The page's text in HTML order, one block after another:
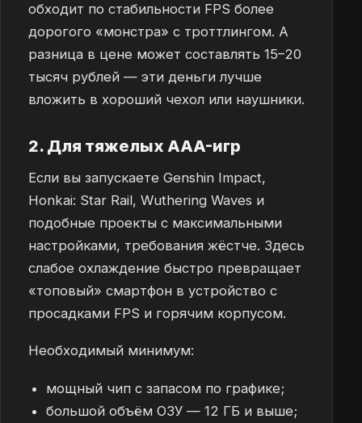
обходит по стабильности FPS более
дорогого «монстра» с троттлингом. А
разница в цене может составлять 15–20
тысяч рублей — эти деньги лучше
вложить в хороший чехол или наушники.
2. Для тяжелых AAA-игр
Если вы запускаете Genshin Impact,
Honkai: Star Rail, Wuthering Waves и
подобные проекты с максимальными
настройками, требования жёстче. Здесь
слабое охлаждение быстро превращает
«топовый» смартфон в устройство с
просадками FPS и горячим корпусом.
Необходимый минимум:
мощный чип с запасом по графике;
большой объём ОЗУ — 12 ГБ и выше;